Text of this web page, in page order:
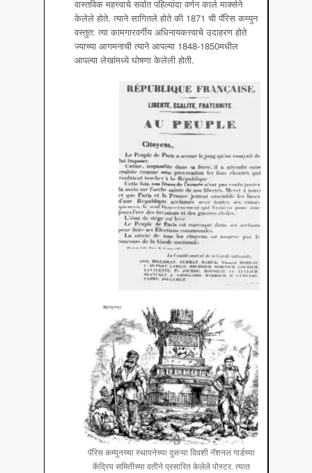
वास्तविक महत्त्वाचे सर्वात पहिल्यांदा वर्णन कार्ल मार्क्सने
केलेले होते. त्याने सागितले होते की 1871 ची पॅरिस कम्युन
वस्तुत: त्या कामगारवर्गीय अधिनायकत्त्वाचे उदाहरण होते
ज्याच्या आगमनाची त्याने आपल्या 1848-1850मधील
आपल्या लेखांमध्ये घोषणा केलेली होती.
पॅरिस कम्युनच्या स्थापनेच्या दुसऱ्या दिवशी नॅशनल गार्डच्या
केंद्रिय समितीच्या वतीने प्रसारित केलेले पोस्टर. त्यात